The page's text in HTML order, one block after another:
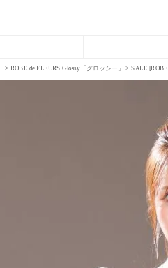
ROBE de FLEURS Glossy「グロッシー」 SALE